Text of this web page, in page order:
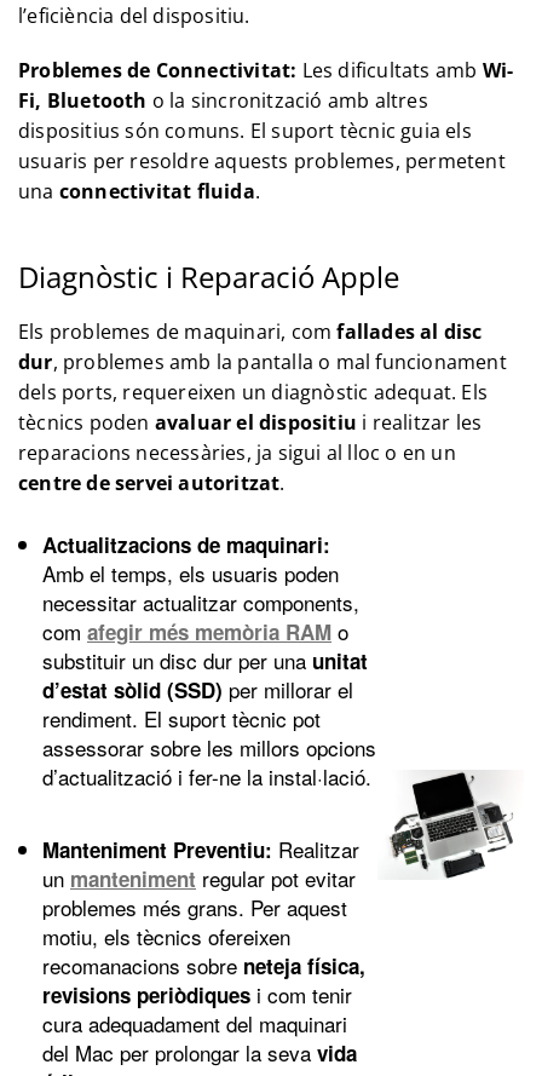
l’eficiència del dispositiu.
Problemes de Connectivitat: Les dificultats amb Wi-
Fi, Bluetooth o la sincronització amb altres
dispositius són comuns. El suport tècnic guia els
usuaris per resoldre aquests problemes, permetent
una connectivitat fluida.
Diagnòstic i Reparació Apple
Els problemes de maquinari, comfallades al disc
dur, problemes amb la pantalla o mal funcionament
dels ports, requereixen un diagnòstic adequat. Els
tècnics poden avaluar el dispositiu i realitzar les
reparacions necessàries, ja sigui al lloc o en un
centre de servei autoritzat.
Actualitzacions de maquinari:
Amb el temps, els usuaris poden
necessitar actualitzar components,
com afegir més memòria RAM o
substituir un disc dur per una unitat
d’estat sòlid (SSD) per millorar el
rendiment. El suport tècnic pot
assessorar sobre les millors opcions
d’actualització i fer-ne la instal·lació.
Manteniment Preventiu: Realitzar
un manteniment regular pot evitar
problemes més grans. Per aquest
motiu, els tècnics ofereixen
recomanacions sobre neteja física,
revisions periòdiques i com tenir
cura adequadament del maquinari
del Mac per prolongar la seva vida